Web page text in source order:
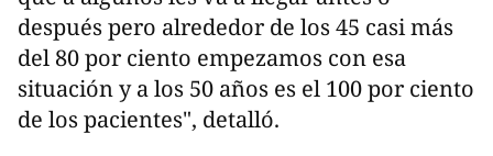
después pero alrededor de los 45 casi más
del 80 por ciento empezamos con esa
situación y a los 50 años es el 100 por ciento
de los pacientes", detalló.